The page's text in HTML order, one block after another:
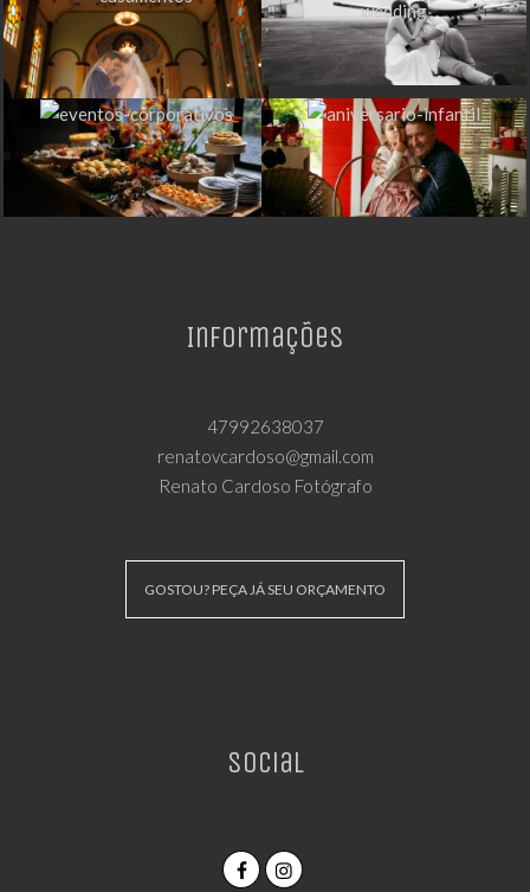
Informações
47992638037
renatovcardoso@gmail.com
Renato Cardoso Fotógrafo
GOSTOU? PEÇA JÁ SEU ORÇAMENTO
Social